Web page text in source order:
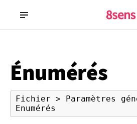
Énumérés
Fichier > Paramètres
Enumérés